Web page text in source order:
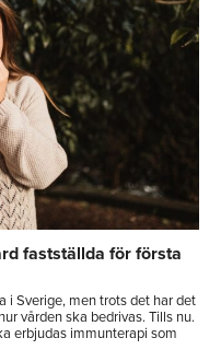
fastställda för första
i Sverige, men trots det har det
vården ska bedrivas. Tills nu.
erbjudas immunterapi som